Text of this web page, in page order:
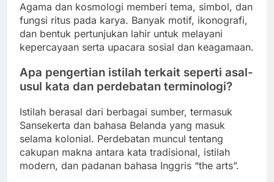
Agama dan kosmologi memberi tema, simbol, dan
fungsi ritus pada karya. Banyak motif, ikonografi,
dan bentuk pertunjukan lahir untuk melayani
kepercayaan serta upacara sosial dan keagamaan.
Apa pengertian istilah terkait seperti asal-
usul kata dan perdebatan terminologi?
Istilah berasal dari berbagai sumber, termasuk
Sansekerta dan bahasa Belanda yang masuk
selama kolonial. Perdebatan muncul tentang
cakupan makna antara kata tradisional, istilah
modern, dan padanan bahasa Inggris “the arts”.